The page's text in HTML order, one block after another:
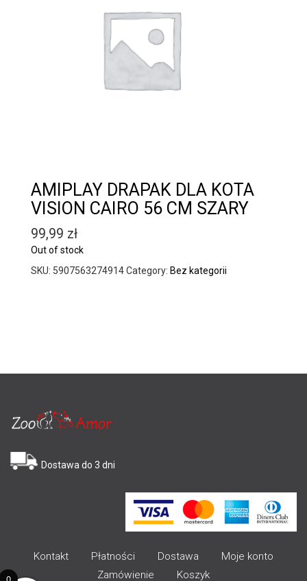
AMIPLAY DRAPAK DLA KOTA
VISION CAIRO 56 CM SZARY
99,99 zł
Out of stock
SKU: 5907563274914Category: Bez kategorii
Dostawa do 3 dni
Kontakt Płatności Dostawa
Moje konto
Zamówienie
Koszyk